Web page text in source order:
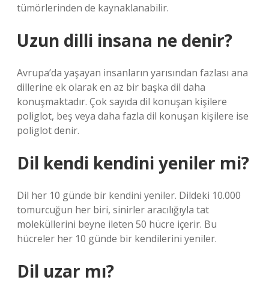
tümörlerinden de kaynaklanabilir.
Uzun dilli insana ne denir?
Avrupa’da yaşayan insanların yarısından fazlası ana
dillerine ek olarak en az bir başka dil daha
konuşmaktadır. Çok sayıda dil konuşan kişilere
poliglot, beş veya daha fazla dil konuşan kişilere ise
poliglot denir.
Dil kendi kendini yeniler mi?
Dil her 10 günde bir kendini yeniler. Dildeki 10.000
tomurcuğun her biri, sinirler aracılığıyla tat
moleküllerini beyne ileten 50 hücre içerir. Bu
hücreler her 10 günde bir kendilerini yeniler.
Dil uzar mı?